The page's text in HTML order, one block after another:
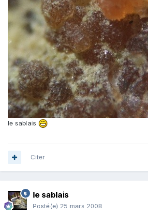
le sablais
Citer
le sablais
Posté(e) 25 mars 2008